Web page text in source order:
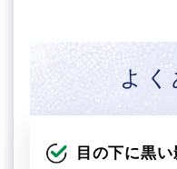
よく
目の下に黒い